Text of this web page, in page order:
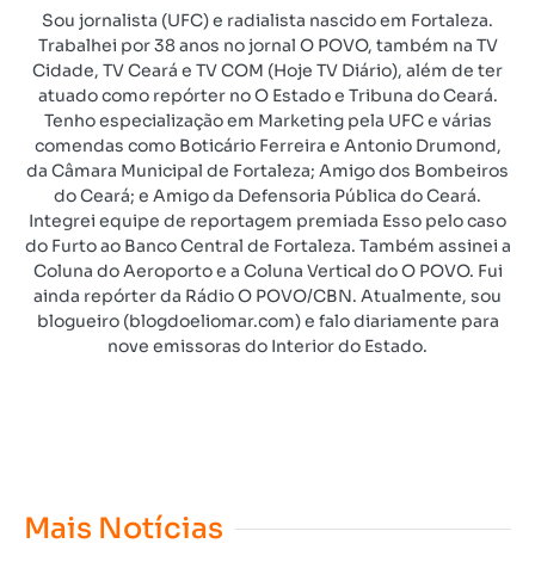
Sou jornalista (UFC) e radialista nascido em Fortaleza.
Trabalhei por 38 anos no jornal O POVO, também na TV
Cidade, TV Ceará e TV COM (Hoje TV Diário), além de ter
atuado como repórter no O Estado e Tribuna do Ceará.
Tenho especialização em Marketing pela UFC e várias
comendas como Boticário Ferreira e Antonio Drumond,
da Câmara Municipal de Fortaleza; Amigo dos Bombeiros
do Ceará; e Amigo da Defensoria Pública do Ceará.
Integrei equipe de reportagem premiada Esso pelo caso
do Furto ao Banco Central de Fortaleza. Também assinei a
Coluna do Aeroporto e a Coluna Vertical do O POVO. Fui
ainda repórter da Rádio O POVO/CBN. Atualmente, sou
blogueiro (blogdoeliomar.com) e falo diariamente para
nove emissoras do Interior do Estado.
Mais Notícias